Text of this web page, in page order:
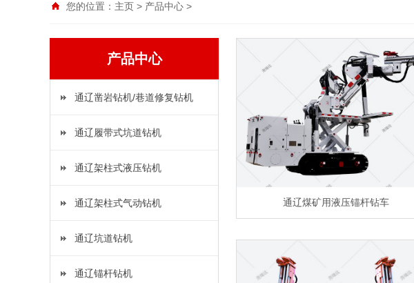
您的位置： 主页 > 产品中心 >
产品中心
通辽凿岩钻机/巷道修复钻机
通辽履带式坑道钻机
通辽架柱式液压钻机
通辽架柱式气动钻机
通辽坑道钻机
通辽锚杆钻机
通辽煤矿用液压锚杆钻车